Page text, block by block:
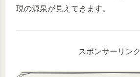
現の源泉が見えてきます。
スポンサーリンク